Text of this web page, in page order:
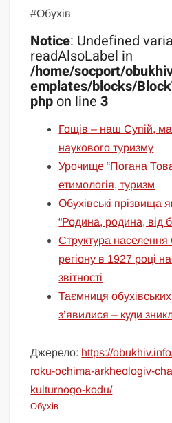
#Обухів
Notice: Undefined
readAlsoLabel in
/home/socport/
emplates/blocks/
php on line3
Гощів – наш Супій,
наукового туризму
Урочище “Погана
етимологія, туризм
Обухівські прізвища
“Родина, родина, від
Структура населення
регіону в 1927 році
звітності
Таємниця обухівських
з’явилися – куди
Джерело: https://
roku-ochima-arkheologiv-
kulturnogo-kodu/
Обухів